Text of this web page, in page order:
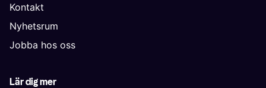
Kontakt
Nyhetsrum
Jobba hos oss
Lär dig mer